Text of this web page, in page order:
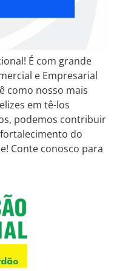
É com grande
e Empresarial
como nosso mais
em tê-los
podemos contribuir
do
Conte conosco para